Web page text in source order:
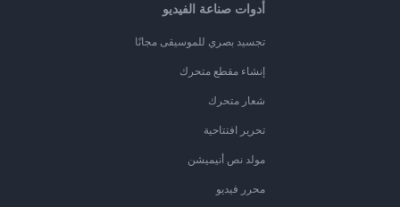
أدوات صناعة الفيديو
تجسيد بصري للموسيقى مجانًا
إنشاء مقطع متحرك
شعار متحرك
تحرير افتتاحية
مولد نص أنيميشن
محرر فيديو